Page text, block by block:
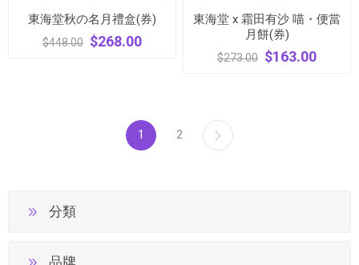
東海堂秋の名月禮盒(券)
$448.00 $268.00
東海堂 x 霜田有沙 喵・便當
月餅(券)
$273.00 $163.00
1 2
分類